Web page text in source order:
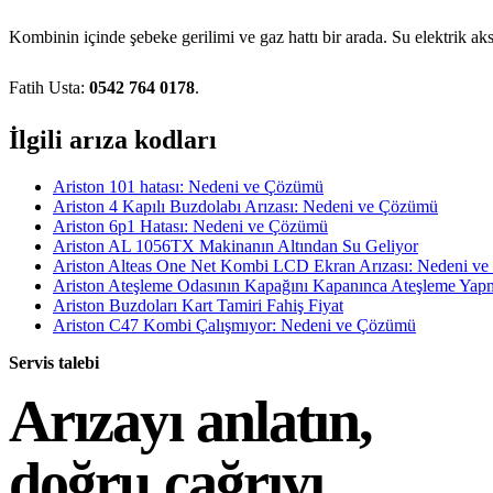
Kombinin içinde şebeke gerilimi ve gaz hattı bir arada. Su elektrik
Fatih Usta: 0542 764 0178.
İlgili arıza kodları
Ariston 101 hatası: Nedeni ve Çözümü
Ariston 4 Kapılı Buzdolabı Arızası: Nedeni ve Çözümü
Ariston 6p1 Hatası: Nedeni ve Çözümü
Ariston AL 1056TX Makinanın Altından Su Geliyor
Ariston Alteas One Net Kombi LCD Ekran Arızası: Nedeni
Ariston Ateşleme Odasının Kapağını Kapanınca Ateşleme
Ariston Buzdoları Kart Tamiri Fahiş Fiyat
Ariston C47 Kombi Çalışmıyor: Nedeni ve Çözümü
Servis talebi
Arızayı anlatın,